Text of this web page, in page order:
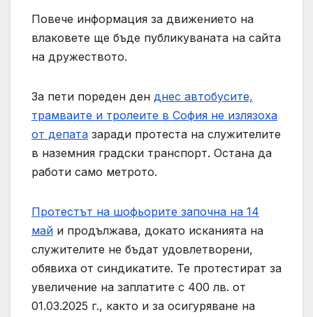
Повече информация за движението на
влаковете ще бъде публикуваната на сайта
на дружеството.
За пети пореден ден днес автобусите,
трамваите и тролеите в София не излязоха
от депата заради протеста на служителите
в наземния градски транспорт. Остана да
работи само метрото.
Протестът на шофьорите започна на 14
май и продължава, докато исканията на
служителите не бъдат удовлетворени,
обявиха от синдикатите. Те протестират за
увеличение на заплатите с 400 лв. от
01.03.2025 г., както и за осигуряване на